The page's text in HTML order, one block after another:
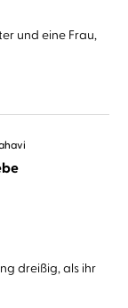
und eine Frau,
dreißig, als ihr